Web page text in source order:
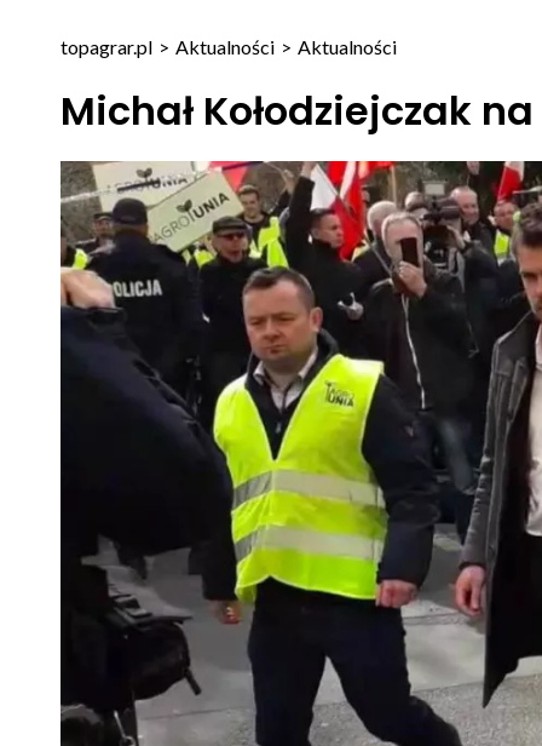
topagrar.pl > Aktualności > Aktualności
Michał Kołodziejczak